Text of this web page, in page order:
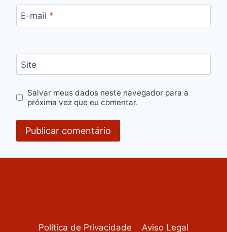
E-mail *
Site
Salvar meus dados neste navegador para a
próxima vez que eu comentar.
Política de Privacidade Aviso Legal